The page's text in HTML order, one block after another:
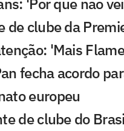
de clube da
'Mais
fecha acordo
europeu
de clube do